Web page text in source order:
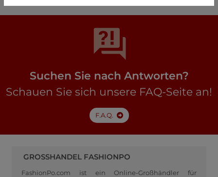
Suchen Sie nach Antworten?
Schauen Sie sich unsere FAQ-Seite an!
F.A.Q.
GROSSHANDEL FASHIONPO
FashionPo.com ist ein Online-Großhändler für